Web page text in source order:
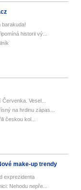
barakuda!
historii vý...
Vesel...
na hrdinu zápas...
českou kol...
make-up trendy
exprezidenta
Nehodu nepře...